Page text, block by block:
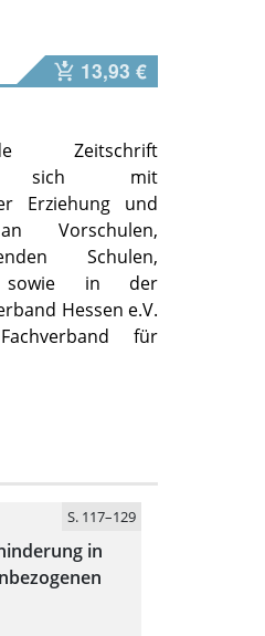
13,93 €
Zeitschrift
sich mit
Erziehung und
Vorschulen,
Schulen,
sowie in der
Hessen e.V.
für
S. 117–129
in